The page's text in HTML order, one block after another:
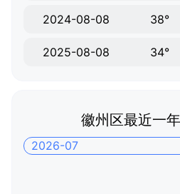
2024-08-08 38°
2025-08-08 34°
徽州区最近一
2026-07